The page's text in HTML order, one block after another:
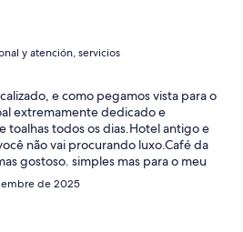
y atención, servicios
e como pegamos vista para o
extremamente dedicado e
toalhas todos os dias.Hotel antigo e
não vai procurando luxo.Café da
gostoso. simples mas para o meu
de 2025